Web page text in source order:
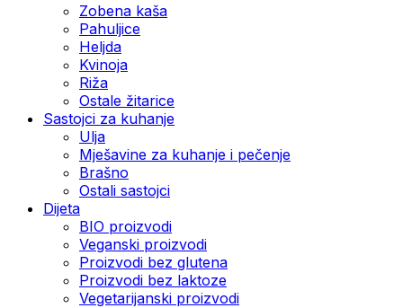
Zobena kaša
Pahuljice
Heljda
Kvinoja
Riža
Ostale žitarice
Sastojci za kuhanje
Ulja
Mješavine za kuhanje i pečenje
Brašno
Ostali sastojci
Dijeta
BIO proizvodi
Veganski proizvodi
Proizvodi bez glutena
Proizvodi bez laktoze
Vegetarijanski proizvodi